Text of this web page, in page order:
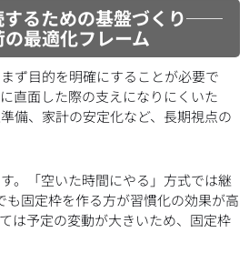
するための基盤づくり──
最適化フレーム
ず目的を明確にすることが必要で
直面した際の支えになりにくいた
備、家計の安定化など、長期視点の
。「空いた時間にやる」方式では継
も固定枠を作る方が習慣化の効果が高
は予定の変動が大きいため、固定枠